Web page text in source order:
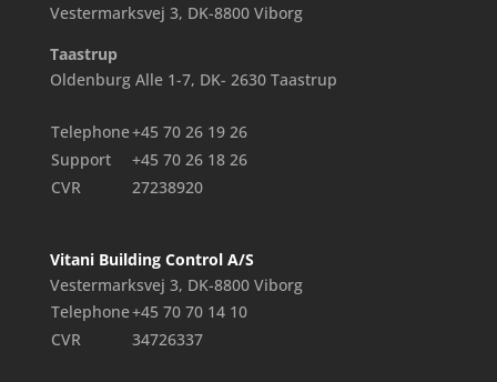
Vestermarksvej 3, DK-8800 Viborg
Taastrup
Oldenburg Alle 1-7, DK- 2630 Taastrup
Telephone+45 70 26 19 26
Support
+45 70 26 18 26
CVR
27238920
Vitani Building Control A/S
Vestermarksvej 3, DK-8800 Viborg
Telephone+45 70 70 14 10
CVR
34726337